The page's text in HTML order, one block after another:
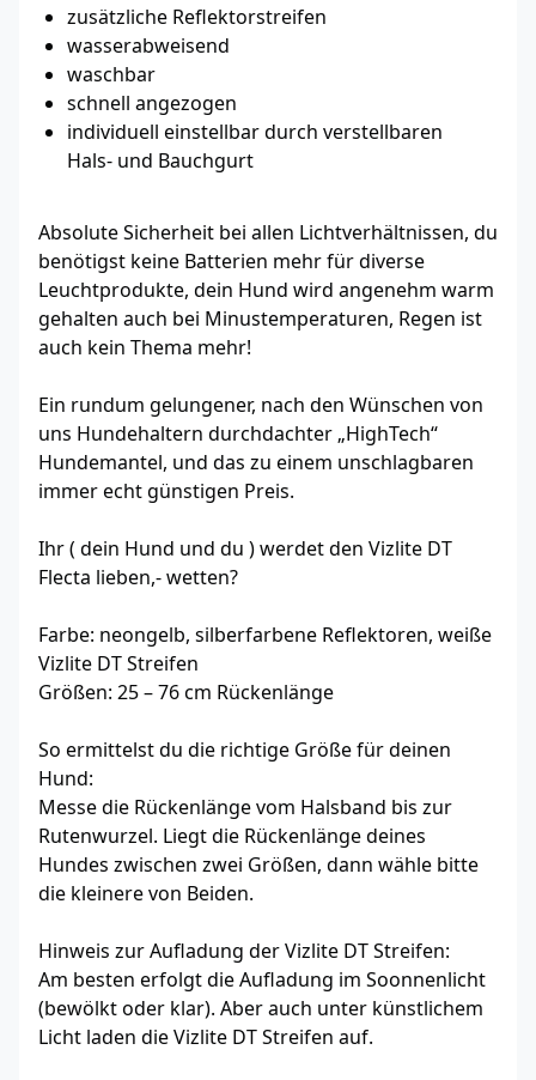
zusätzliche Reflektorstreifen
wasserabweisend
waschbar
schnell angezogen
individuell einstellbar durch verstellbaren
Hals- und Bauchgurt
Absolute Sicherheit bei allen Lichtverhältnissen, du
benötigst keine Batterien mehr für diverse
Leuchtprodukte, dein Hund wird angenehm warm
gehalten auch bei Minustemperaturen, Regen ist
auch kein Thema mehr!
Ein rundum gelungener, nach den Wünschen von
uns Hundehaltern durchdachter „HighTech“
Hundemantel, und das zu einem unschlagbaren
immer echt günstigen Preis.
Ihr ( dein Hund und du ) werdet den Vizlite DT
Flecta lieben,- wetten?
Farbe: neongelb, silberfarbene Reflektoren, weiße
Vizlite DT Streifen
Größen: 25 – 76 cm Rückenlänge
So ermittelst du die richtige Größe für deinen
Hund:
Messe die Rückenlänge vom Halsband bis zur
Rutenwurzel. Liegt die Rückenlänge deines
Hundes zwischen zwei Größen, dann wähle bitte
die kleinere von Beiden.
Hinweis zur Aufladung der Vizlite DT Streifen:
Am besten erfolgt die Aufladung im Soonnenlicht
(bewölkt oder klar). Aber auch unter künstlichem
Licht laden die Vizlite DT Streifen auf.